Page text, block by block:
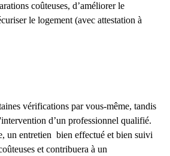
coûteuses, d’améliorer le
le logement (avec attestation à
vérifications par vous-même, tandis
d’un professionnel qualifié.
un entretien bien effectué et bien suivi
et contribuera à un